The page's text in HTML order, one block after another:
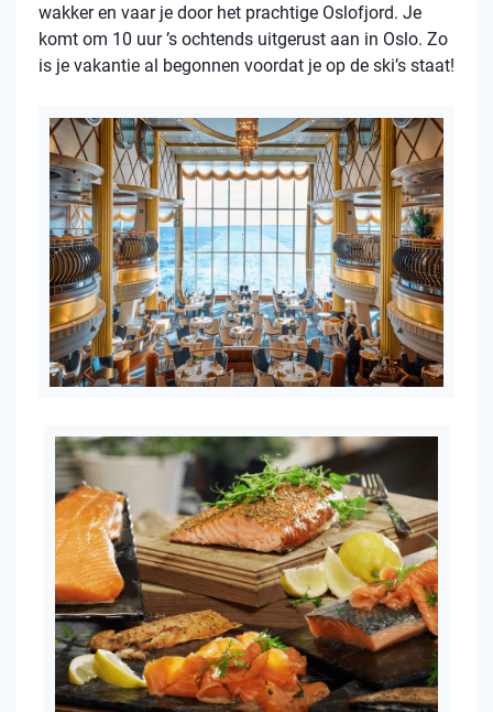
wakker en vaar je door het prachtige Oslofjord. Je
komt om 10 uur ’s ochtends uitgerust aan in Oslo. Zo
is je vakantie al begonnen voordat je op de ski’s staat!